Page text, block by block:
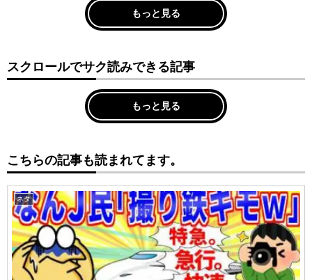
もっと見る
スクロールでサク読みできる記事
もっと見る
こちらの記事も読まれてます。
ネタ